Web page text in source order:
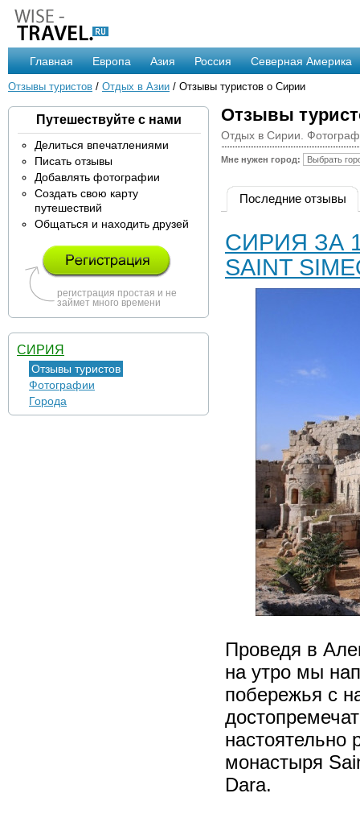
Главная Европа Азия Россия Северная Америка
Отзывы туристов / Отдых в Азии / Отзывы туристов о Сирии
Путешествуйте с нами
Делиться впечатлениями
Писать отзывы
Добавлять фотографии
Создать свою карту
путешествий
Общаться и находить друзей
регистрация простая и не
займет много времени
СИРИЯ
Отзывы туристов
Фотографии
Города
Отзывы
Отдых в Сирии.
Мне нужен город:
Последние отзывы
СИРИЯ ЗА
SAINT
Проведя в
на утро мы
побережья с
настоятельно
монастыря
Dara.